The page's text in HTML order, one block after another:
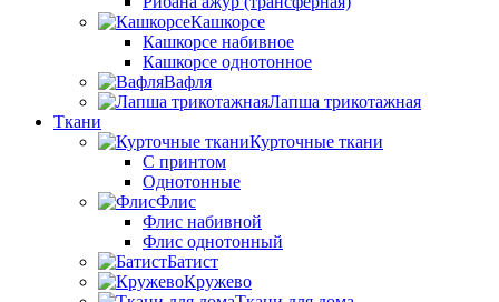
Кашкорсе
Кашкорсе набивное
Кашкорсе однотонное
Вафля
Лапша трикотажная
Ткани
Курточные ткани
С принтом
Однотонные
Флис
Флис набивной
Флис однотонный
Батист
Кружево